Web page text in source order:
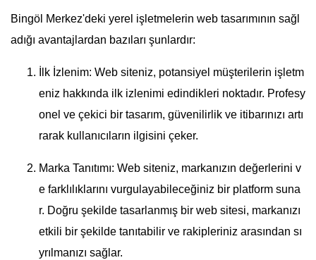
Bingöl Merkez'deki yerel işletmelerin web tasarımının sağl
adığı avantajlardan bazıları şunlardır:
İlk İzlenim: Web siteniz, potansiyel müşterilerin işletm
eniz hakkında ilk izlenimi edindikleri noktadır. Profesy
onel ve çekici bir tasarım, güvenilirlik ve itibarınızı artı
rarak kullanıcıların ilgisini çeker.
Marka Tanıtımı: Web siteniz, markanızın değerlerini v
e farklılıklarını vurgulayabileceğiniz bir platform suna
r. Doğru şekilde tasarlanmış bir web sitesi, markanızı
etkili bir şekilde tanıtabilir ve rakipleriniz arasından sı
yrılmanızı sağlar.